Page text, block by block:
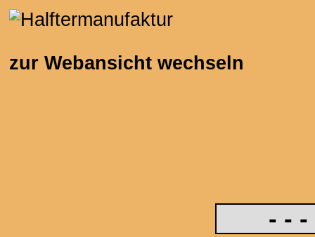
zur Webansicht wechseln